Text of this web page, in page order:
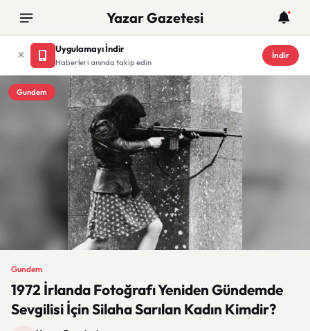
Yazar Gazetesi
Uygulamayı İndir
Haberleri anında takip edin
İndir
Gundem
Gundem
1972 İrlanda Fotoğrafı Yeniden Gündemde
Sevgilisi İçin Silaha Sarılan Kadın Kimdir?